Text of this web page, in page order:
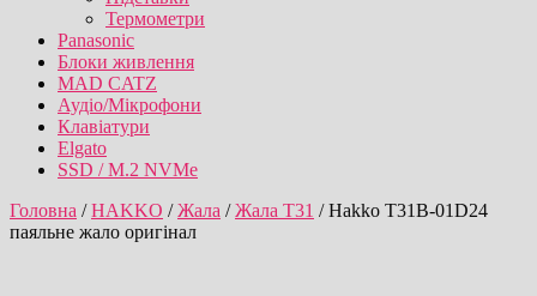
Термометри
Panasonic
Блоки живлення
MAD CATZ
Аудіо/Мікрофони
Клавіатури
Elgato
SSD / M.2 NVMe
Головна /HAKKO /Жала /Жала T31 / Hakko T31B-01D24
паяльне жало оригінал